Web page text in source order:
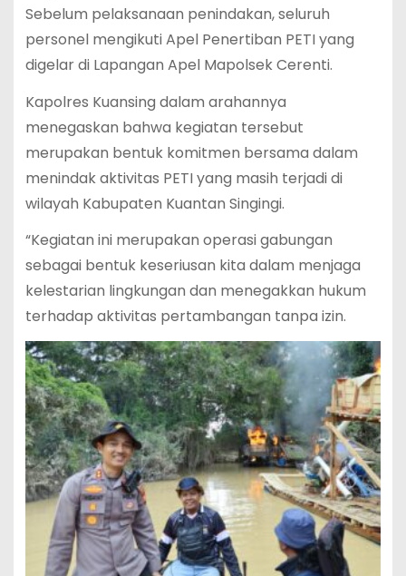
Sebelum pelaksanaan penindakan, seluruh
personel mengikuti Apel Penertiban PETI yang
digelar di Lapangan Apel Mapolsek Cerenti.
Kapolres Kuansing dalam arahannya
menegaskan bahwa kegiatan tersebut
merupakan bentuk komitmen bersama dalam
menindak aktivitas PETI yang masih terjadi di
wilayah Kabupaten Kuantan Singingi.
“Kegiatan ini merupakan operasi gabungan
sebagai bentuk keseriusan kita dalam menjaga
kelestarian lingkungan dan menegakkan hukum
terhadap aktivitas pertambangan tanpa izin.